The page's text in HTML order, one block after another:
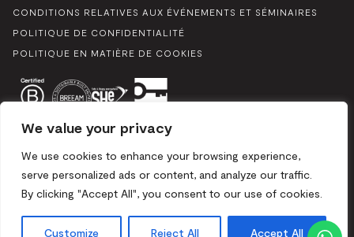
We value your privacy
We use cookies to enhance your browsing experience,
serve personalized ads or content, and analyze our traffic.
By clicking "Accept All", you consent to our use of cookies.
Customize Reject All Accept All
CONDITIONS RELATIVES AUX ÉVÉNEMENTS ET SÉMINAIRES
POLITIQUE DE CONFIDENTIALITÉ
POLITIQUE EN MATIÈRE DE COOKIES
droits réservés